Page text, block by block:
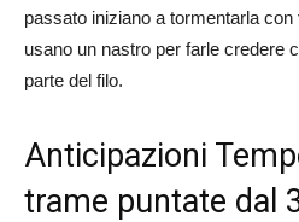
passato iniziano a tormentarla con
usano un nastro per farle credere
parte del filo.
Anticipazioni
trame puntate dal